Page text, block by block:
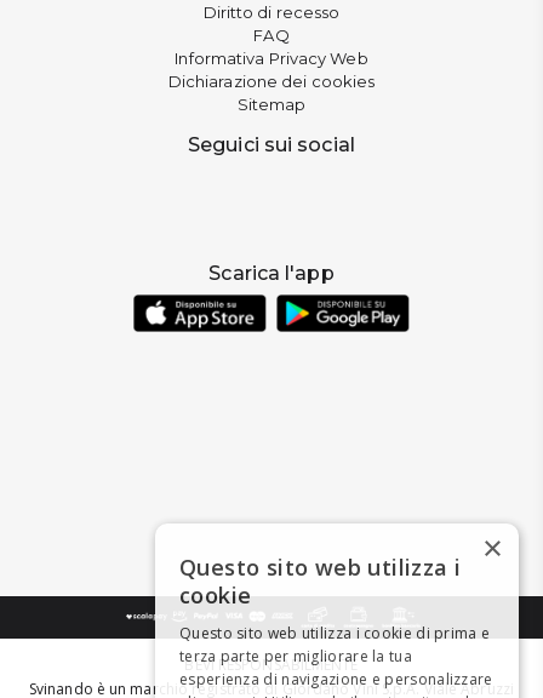
Diritto di recesso
FAQ
Informativa Privacy Web
Dichiarazione dei cookies
Sitemap
Seguici sui social
Scarica l'app
BEVI RESPONSABILMENTE
Svinando è un marchio registrato di Giordano Vini S.p.A. Viale Abruzzi
×
Questo sito web utilizza i
cookie
Questo sito web utilizza i cookie di prima e
terza parte per migliorare la tua
esperienza di navigazione e personalizzare